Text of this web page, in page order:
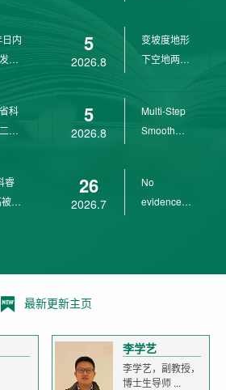
内
明
科
等
睿
引
wit...
5
2026.8
变坡度地形
下空地两用
5
2026.8
Multi-Step
Smooth
26
2026.7
No
evidence of
最新更新主页
李学艺
李学艺，副教授，
博士生导师 ...